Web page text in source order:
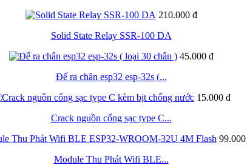
210.000 đ
Solid State Relay SSR-100 DA
45.000 đ
Đế ra chân esp32 esp-32s (...
15.000 đ
Crack nguồn cổng sạc type C...
Module Thu Phát Wifi BLE...